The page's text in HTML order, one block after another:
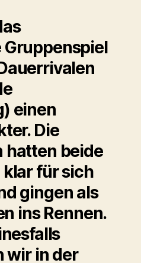
einen
Die
hatten beide
für sich
gingen als
ins Rennen.
wir in der